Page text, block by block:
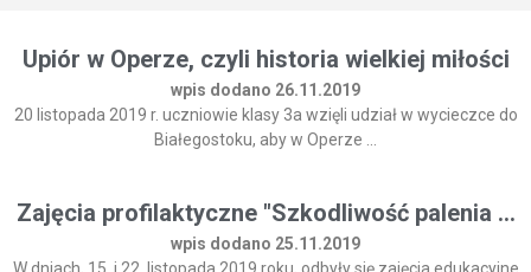
Upiór w Operze, czyli historia wielkiej miłości
wpis dodano 26.11.2019
20 listopada 2019 r. uczniowie klasy 3a wzięli udział w wycieczce do
Białegostoku, aby w Operze ...
Zajęcia profilaktyczne "Szkodliwość palenia ...
wpis dodano 25.11.2019
W dniach, 15. i 22. listopada 2019 roku, odbyły się zajęcia edukacyjne